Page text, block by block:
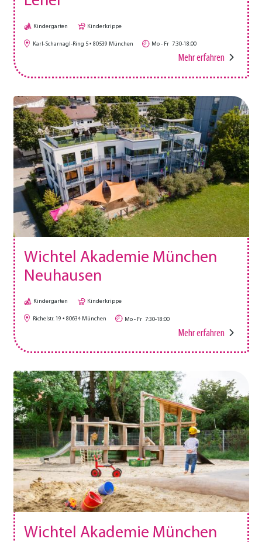
Kindergarten Kinderkrippe
Karl-Scharnagl-Ring 5 80539 München Mo - Fr 7:30-18:00
Mehr erfahren
Wichtel Akademie München
Neuhausen
Kindergarten Kinderkrippe
Richelstr. 19 80634 München Mo - Fr 7:30-18:00
Mehr erfahren
Wichtel Akademie München